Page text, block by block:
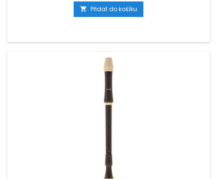
 Přidat do košíku